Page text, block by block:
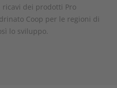
dei prodotti Pro
Coop per le regioni di
lo sviluppo.